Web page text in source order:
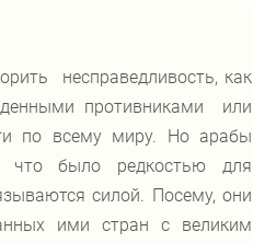
несправедливость, как
противниками или
по всему миру. Но арабы
что было редкостью для
силой. Посему, они
ими стран с великим